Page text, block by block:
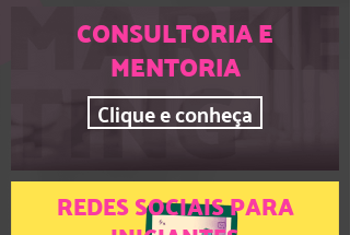
Clique e conheça
CONSULTORIA E
MENTORIA
REDES SOCIAIS PARA